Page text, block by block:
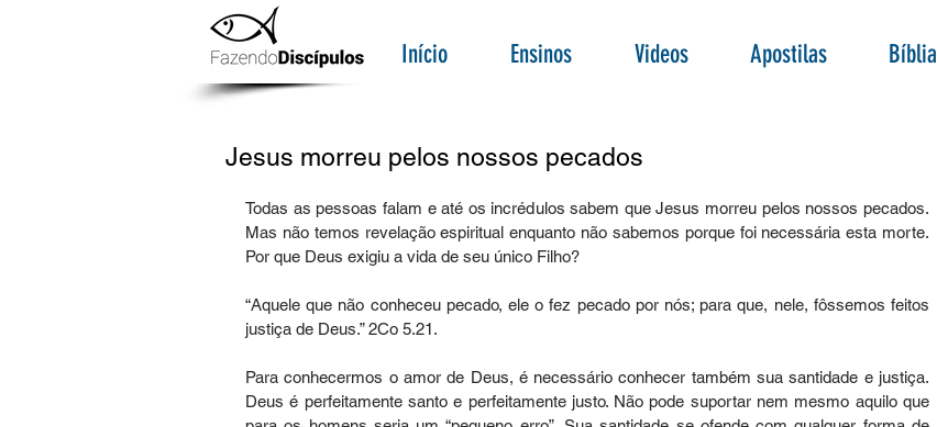
Início Ensinos Videos Apostilas Bíblia
Jesus morreu pelos nossos pecados
Todas as pessoas falam e até os incrédulos sabem que Jesus morreu pelos nossos pecados.
Mas não temos revelação espiritual enquanto não sabemos porque foi necessária esta morte.
Por que Deus exigiu a vida de seu único Filho?
“Aquele que não conheceu pecado, ele o fez pecado por nós; para que, nele, fôssemos feitos
justiça de Deus.” 2Co 5.21.
Para conhecermos o amor de Deus, é necessário conhecer também sua santidade e justiça.
Deus é perfeitamente santo e perfeitamente justo. Não pode suportar nem mesmo aquilo que